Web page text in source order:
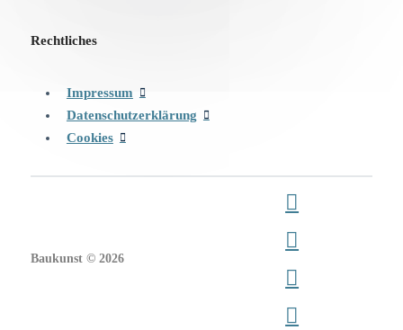
Rechtliches
Impressum
Datenschutzerklärung
Cookies
Baukunst © 2026